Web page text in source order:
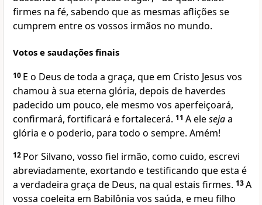
firmes na fé, sabendo que as mesmas aflições se
cumprem entre os vossos irmãos no mundo.
Votos e saudações finais
10 E o Deus de toda a graça, que em Cristo Jesus vos
chamou à sua eterna glória, depois de haverdes
padecido um pouco, ele mesmo vos aperfeiçoará,
confirmará, fortificará e fortalecerá. 11 A elesejaa
glória e o poderio, para todo o sempre. Amém!
12 Por Silvano, vosso fiel irmão, como cuido, escrevi
abreviadamente, exortando e testificando que esta é
a verdadeira graça de Deus, na qual estais firmes. 13A
vossa coeleita em Babilônia vos saúda, e meu filho